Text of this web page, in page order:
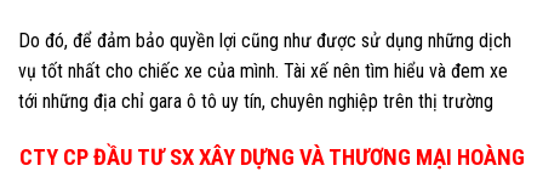
Do đó, để đảm bảo quyền lợi cũng như được sử dụng những dịch
vụ tốt nhất cho chiếc xe của mình. Tài xế nên tìm hiểu và đem xe
tới những địa chỉ gara ô tô uy tín, chuyên nghiệp trên thị trường
CTY CP ĐẦU TƯ SX XÂY DỰNG VÀ THƯƠNG MẠI HOÀNG